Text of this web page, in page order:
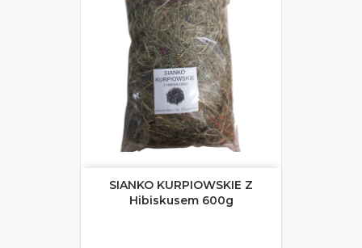
SIANKO KURPIOWSKIE Z
Hibiskusem 600g